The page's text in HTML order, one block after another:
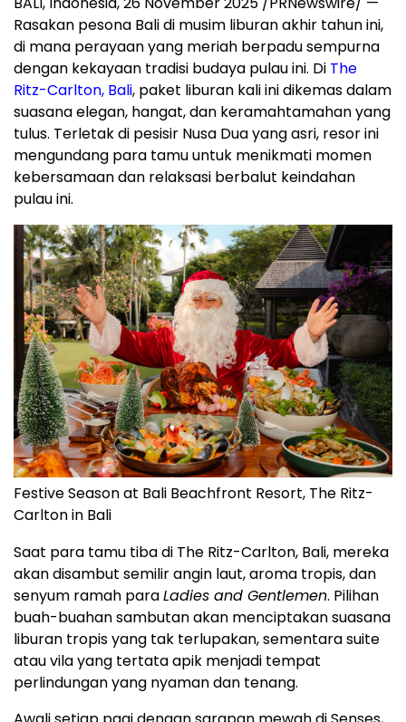
Rasakan pesona Balidi musim liburan akhir tahun ini,
di mana perayaan yang meriah berpadu sempurna
dengan kekayaan tradisi budaya pulau ini. Di The
Ritz-Carlton, Bali, paket liburan kali ini dikemas dalam
suasana elegan, hangat, dan keramahtamahan yang
tulus. Terletak di pesisir Nusa Duayang asri, resor ini
mengundang para tamu untuk menikmati momen
kebersamaan dan relaksasi berbalut keindahan
pulau ini.
Festive Season at Bali Beachfront Resort, The Ritz-
Carlton in Bali
Saat para tamu tiba di The Ritz-Carlton, Bali, mereka
akan disambut semilir angin laut, aroma tropis, dan
senyum ramah paraLadies and Gentlemen. Pilihan
buah-buahan sambutan akan menciptakan suasana
liburan tropis yang tak terlupakan, sementara suite
atau vila yang tertata apik menjadi tempat
perlindungan yang nyaman dan tenang.